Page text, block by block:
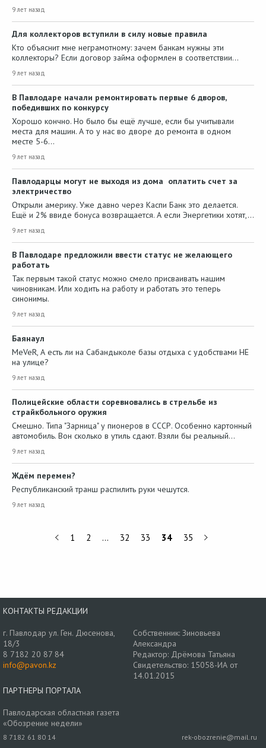
9 лет назад
Для коллекторов вступили в силу новые правила
Кто объяснит мне неграмотному: зачем банкам нужны эти
коллекторы? Если договор займа оформлен в соответствии…
9 лет назад
В Павлодаре начали ремонтировать первые 6 дворов,
победивших по конкурсу
Хорошо кончно. Но было бы ещё лучше, если бы учитывали
места для машин. А то у нас во дворе до ремонта в одном
месте 5-6…
9 лет назад
Павлодарцы могут не выходя из дома оплатить счет за
электричество
Открыли америку. Уже давно через Каспи Банк это делается.
Ещё и 2% ввиде бонуса возвращается. А если Энергетики хотят,…
9 лет назад
В Павлодаре предложили ввести статус не желающего
работать
Так первым такой статус можно смело присваивать нашим
чиновникам. Или ходить на работу и работать это теперь
синонимы.
9 лет назад
Баянаул
MeVeR, А есть ли на Сабандыколе базы отдыха с удобствами НЕ
на улице?
9 лет назад
Полицейские области соревновались в стрельбе из
страйкбольного оружия
Смешно. Типа "Зарница" у пионеров в СССР. Особенно картонный
автомобиль. Вон сколько в утиль сдают. Взяли бы реальный…
9 лет назад
Ждём перемен?
Республиканский транш распилить руки чешутся.
9 лет назад
1 2 … 32 33 34 35
КОНТАКТЫ РЕДАКЦИИ
г. Павлодар ул. Ген. Дюсенова,
18/3
8 7182 20 87 84
info@pavon.kz
Собственник: Зиновьева
Александра
Редактор: Дрёмова Татьяна
Свидетельство: 15058-ИА от
14.01.2015
ПАРТНЕРЫ ПОРТАЛА
Павлодарская областная газета
«Обозрение недели»
8 7182 61 80 14 rek-obozrenie@mail.ru